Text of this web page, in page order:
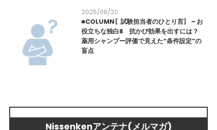
2025/08/20
■COLUMN〖試験担当者のひとり言〗 ~ お
役立ちな独白8 抗かび効果を出すには？
薬用シャンプー評価で見えた“条件設定”の
盲点
Nissenkenアンテナ(メルマガ)